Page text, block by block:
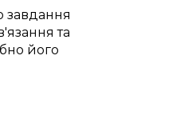
завдання
та
його